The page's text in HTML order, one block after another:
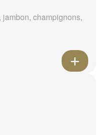
champignons,